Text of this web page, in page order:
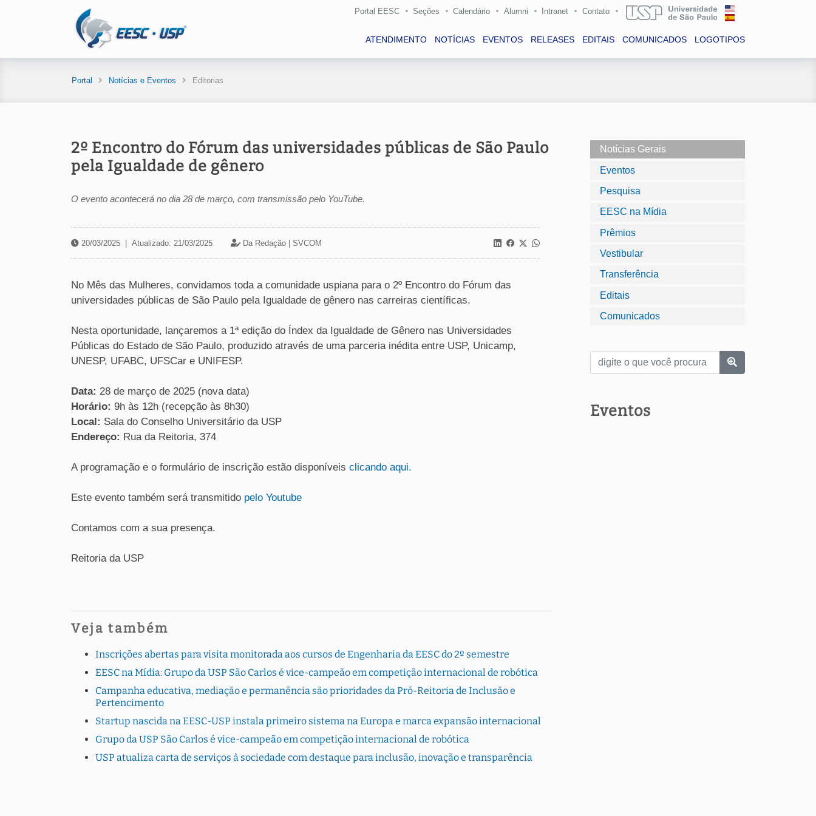
Portal EESC Seções Calendário Alumni Intranet Contato
ATENDIMENTO NOTÍCIAS EVENTOS RELEASES EDITAIS COMUNICADOS LOGOTIPOS
Portal Notícias e Eventos Editorias
2º Encontro do Fórum das universidades públicas de São Paulo
pela Igualdade de gênero
O evento acontecerá no dia 28 de março, com transmissão pelo YouTube.
20/03/2025 Atualizado: 21/03/2025 Da Redação | SVCOM
No Mês das Mulheres, convidamos toda a comunidade uspiana para o 2º Encontro do Fórum das
universidades públicas de São Paulo pela Igualdade de gênero nas carreiras científicas.
Nesta oportunidade, lançaremos a 1ª edição do Índex da Igualdade de Gênero nas Universidades
Públicas do Estado de São Paulo, produzido através de uma parceria inédita entre USP, Unicamp,
UNESP, UFABC, UFSCar e UNIFESP.
Data: 28 de março de 2025 (nova data)
Horário: 9h às 12h (recepção às 8h30)
Local: Sala do Conselho Universitário da USP
Endereço: Rua da Reitoria, 374
A programação e o formulário de inscrição estão disponíveis clicando aqui.
Este evento também será transmitido pelo Youtube
Contamos com a sua presença.
Reitoria da USP
Veja também
Inscrições abertas para visita monitorada aos cursos de Engenharia da EESC do 2º semestre
EESC na Mídia: Grupo da USP São Carlos é vice-campeão em competição internacional de robótica
Campanha educativa, mediação e permanência são prioridades da Pró-Reitoria de Inclusão e
Pertencimento
Startup nascida na EESC-USP instala primeiro sistema na Europa e marca expansão internacional
Grupo da USP São Carlos é vice-campeão em competição internacional de robótica
USP atualiza carta de serviços à sociedade com destaque para inclusão, inovação e transparência
Notícias Gerais
Eventos
Pesquisa
EESC na Mídia
Prêmios
Vestibular
Transferência
Editais
Comunicados
Eventos